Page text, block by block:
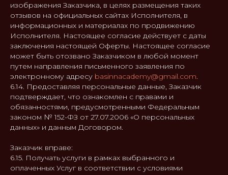
изображения Заказчика, в целях размещения таких
отзывов на официальных сайтах Исполнителя, в
информационных и материалах по продвижению
Исполнителя. Настоящее согласие действует с даты
заключения настоящей Оферты. Настоящее согласие
может быть отозвано Заказчиком в любой момент
путем направления письменного заявления по
электронному адресу basinnacademy@gmail.com.
6.14. Предоставляя персональные данные, Заказчик
подтверждает, что ознакомлен с правами и
обязанностями, предусмотренными Федеральным
законом № 152-ФЗ от 27.07.2006 «О персональных
данных» и данным Договором.
Заказчик вправе:
6.15. Получать услуги в рамках выбранного и
оплаченных Услуг в соответствии с условиями
БАНКОВСКИЕ РЕКВИЗИТЫ:
НОМЕР РАСЧЕТНОГО СЧЕТА
40802810138000146296
Наименование банка ПАО
СБЕРБАНК Г. МОСКВА
Корреспондентский счет банка
30101810400000000225
БИК 044525225